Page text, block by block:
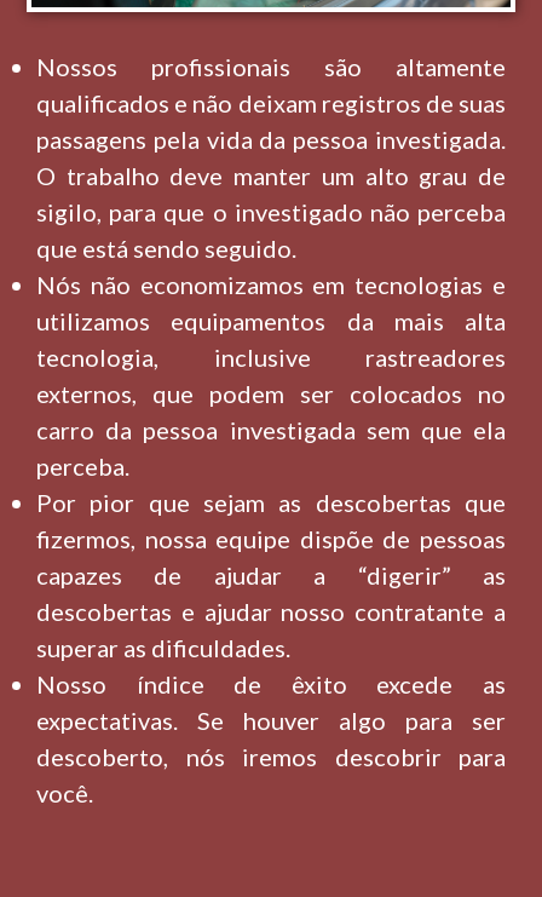
Nossos profissionais são altamente
qualificados e não deixam registros de suas
passagens pela vida da pessoa investigada.
O trabalho deve manter um alto grau de
sigilo, para que o investigado não perceba
que está sendo seguido.
Nós não economizamos em tecnologias e
utilizamos equipamentos da mais alta
tecnologia, inclusive rastreadores
externos, que podem ser colocados no
carro da pessoa investigada sem que ela
perceba.
Por pior que sejam as descobertas que
fizermos, nossa equipe dispõe de pessoas
capazes de ajudar a “digerir” as
descobertas e ajudar nosso contratante a
superar as dificuldades.
Nosso índice de êxito excede as
expectativas. Se houver algo para ser
descoberto, nós iremos descobrir para
você.